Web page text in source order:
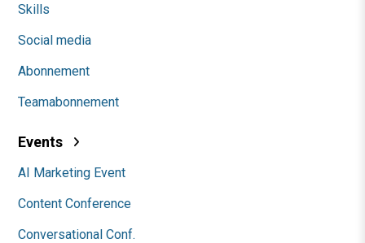
Skills
Social media
Abonnement
Teamabonnement
Events
AI Marketing Event
Content Conference
Conversational Conf.